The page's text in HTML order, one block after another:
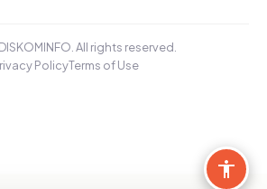
All rights reserved.
PolicyTerms of Use